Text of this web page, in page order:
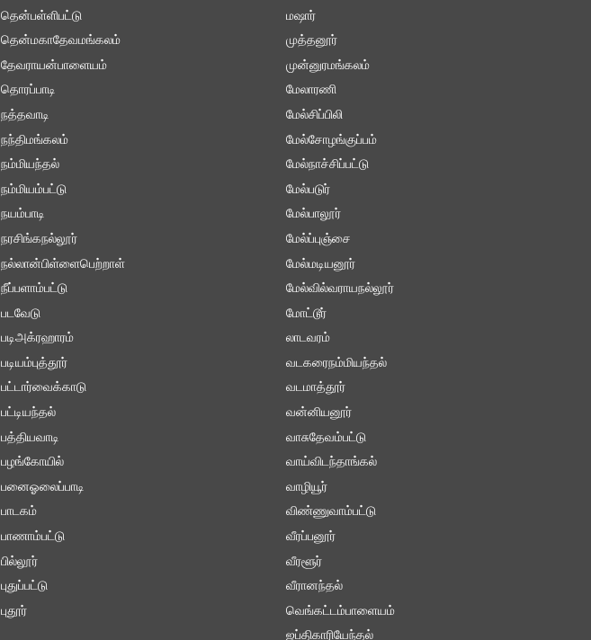
தென்பள்ளிபட்டு
தென்மகாதேவமங்கலம்
தேவராயன்பாளையம்
தொரப்பாடி
நத்தவாடி
நந்திமங்கலம்
நம்மியந்தல்
நம்மியம்பட்டு
நயம்பாடி
நரசிங்கநல்லூர்
நல்லான்பிள்ளைபெற்றாள்
நீப்பளாம்பட்டு
படவேடு
படிஅக்ரஹாரம்
படியம்புத்தூர்
பட்டார்வைக்காடு
பட்டியந்தல்
பத்தியவாடி
பழங்கோயில்
பனைஓலைப்பாடி
பாடகம்
பாணாம்பட்டு
பில்லூர்
புதுப்பட்டு
புதூர்
மஷார்
முத்தனூர்
முன்னுரமங்கலம்
மேலாரணி
மேல்சிப்பிலி
மேல்சோழங்குப்பம்
மேல்நாச்சிப்பட்டு
மேல்படுர்
மேல்பாலூர்
மேல்ப்புஞ்சை
மேல்மடியனூர்
மேல்வில்வராயநல்லூர்
மோட்டூர்
லாடவரம்
வடகரைநம்மியந்தல்
வடமாத்தூர்
வன்னியனூர்
வாசுதேவம்பட்டு
வாய்விடந்தாங்கல்
வாழியூர்
விண்ணுவாம்பட்டு
வீரப்பனூர்
வீரளூர்
வீரானந்தல்
வெங்கட்டம்பாளையம்
ஜப்திகாரியேந்தல்